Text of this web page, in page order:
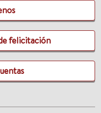
felicitación